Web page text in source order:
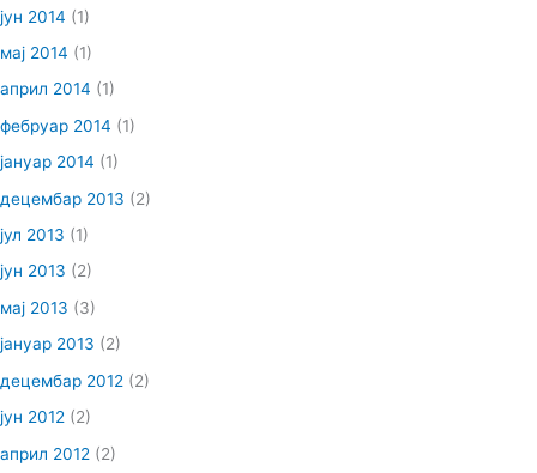
јун 2014 (1)
мај 2014 (1)
април 2014 (1)
фебруар 2014 (1)
јануар 2014 (1)
децембар 2013 (2)
јул 2013 (1)
јун 2013 (2)
мај 2013 (3)
јануар 2013 (2)
децембар 2012 (2)
јун 2012 (2)
април 2012 (2)